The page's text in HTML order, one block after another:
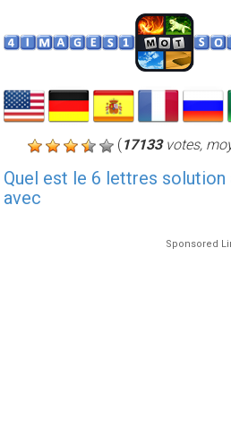
(17133votes,
Quel est le 6 lettres solution
avec
Sponsored